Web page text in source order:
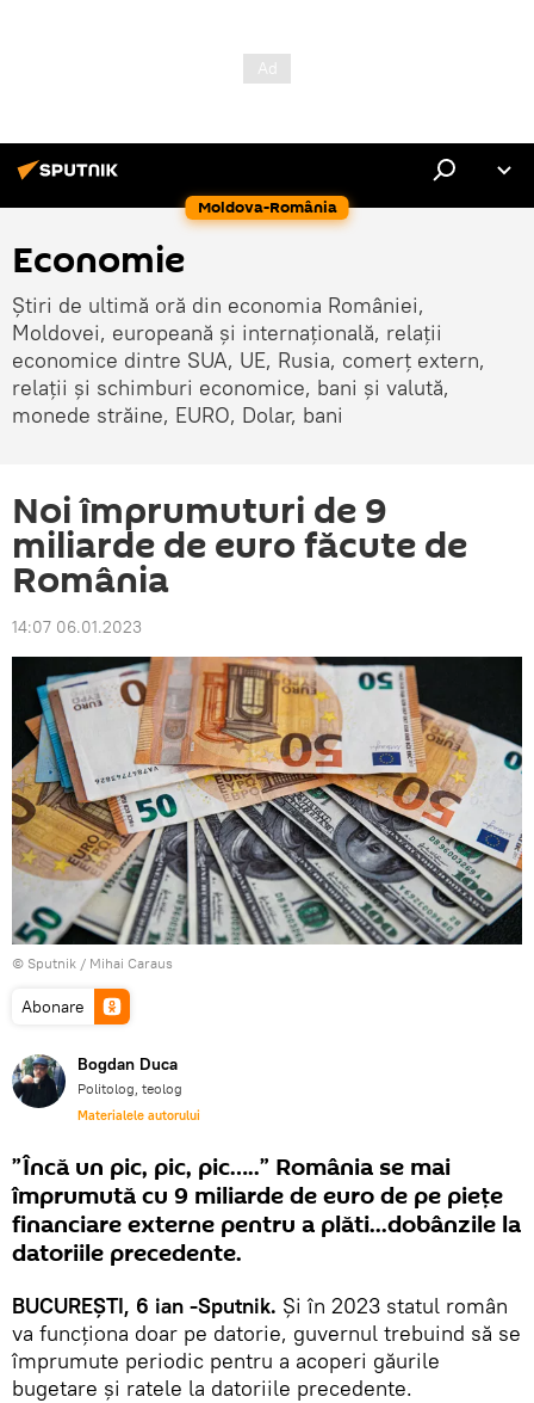
Moldova-România
Economie
Știri de ultimă oră din economia României,
Moldovei, europeană și internațională, relații
economice dintre SUA, UE, Rusia, comerț extern,
relații și schimburi economice, bani și valută,
monede străine, EURO, Dolar, bani
Noi împrumuturi de 9
miliarde de euro făcute de
România
14:07 06.01.2023
© Sputnik / Mihai Caraus
Abonare
Bogdan Duca
Politolog, teolog
Materialele autorului
”Încă un pic, pic, pic…..” România se mai
împrumută cu 9 miliarde de euro de pe piețe
financiare externe pentru a plăti...dobânzile la
datoriile precedente.
BUCUREȘTI, 6 ian -Sputnik. Și în 2023 statul român
va funcționa doar pe datorie, guvernul trebuind să se
împrumute periodic pentru a acoperi găurile
bugetare și ratele la datoriile precedente.